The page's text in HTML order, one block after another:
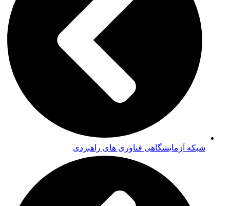
شبکه آزمایشگاهی فناوری های راهبردی